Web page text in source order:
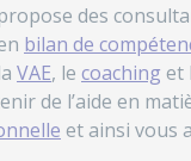
des
bilan de
VAE, le coaching et
de l’aide en
et ainsi vous